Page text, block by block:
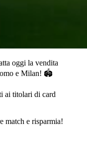
oggi la vendita
e Milan! 🏟️
ai titolari di card
match e risparmia!